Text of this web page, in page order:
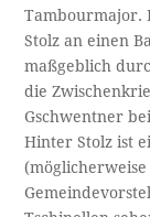
Tambourmajor.
Stolz an einen
maßgeblich
die
Gschwentner
Hinter Stolz ist
(möglicherweise